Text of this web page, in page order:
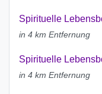
Spirituelle
in 4 km Entfernung
Spirituelle
in 4 km Entfernung